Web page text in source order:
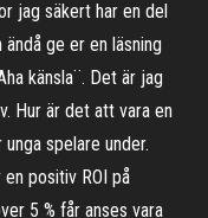
jag säkert har en del
ge er en läsning
känsla¨. Det är jag
Hur är det att vara en
spelare under.
positiv ROI på
5 % får anses vara